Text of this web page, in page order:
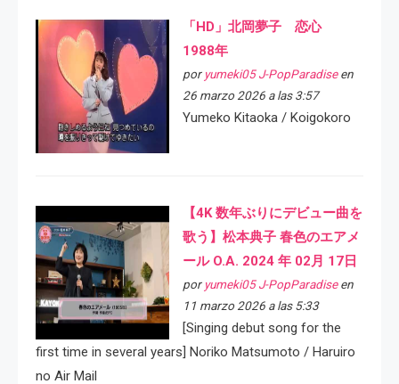
「HD」北岡夢子 恋心
1988年
por yumeki05 J-PopParadiseen
26 marzo 2026 a las 3:57
Yumeko Kitaoka / Koigokoro
【4K 数年ぶりにデビュー曲を
歌う】松本典子 春色のエアメ
ール O.A. 2024 年 02月 17日
por yumeki05 J-PopParadiseen
11 marzo 2026 a las 5:33
[Singing debut song for the
first time in several years] Noriko Matsumoto / Haruiro
no Air Mail